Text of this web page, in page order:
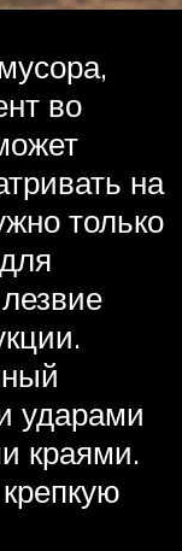
во
на
только
ударами
краями.